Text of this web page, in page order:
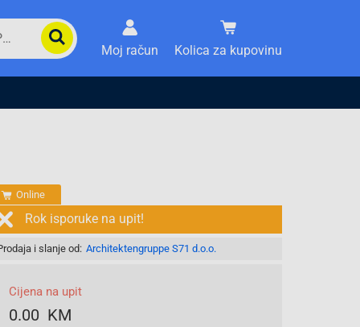
Moj račun Kolica za kupovinu
Online
Rok isporuke na upit!
i slanje od: Architektengruppe S71 d.o.o.
Cijena na upit
0.00 KM